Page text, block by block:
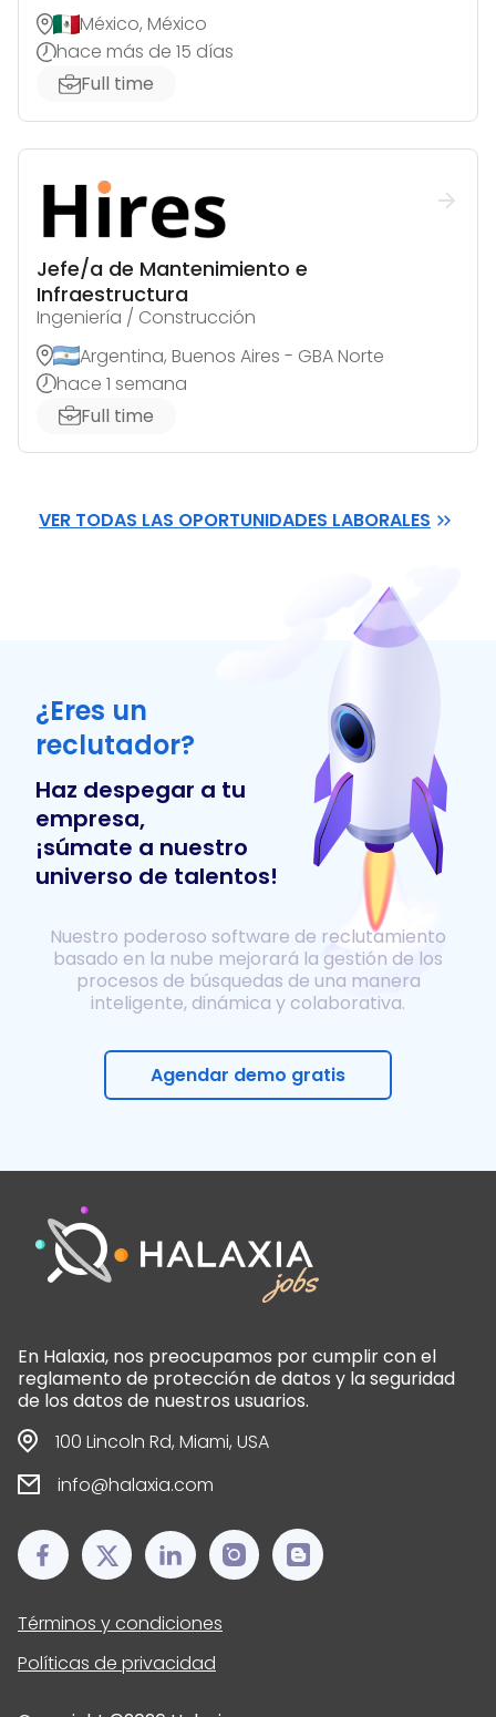
México, México
hace más de 15 días
Full time
Jefe/a de Mantenimiento e
Infraestructura
Ingeniería / Construcción
Argentina, Buenos Aires - GBA Norte
hace 1 semana
Full time
VER TODAS LAS OPORTUNIDADES LABORALES
¿Eres un
reclutador?
Haz despegar a tu
empresa,
¡súmate a nuestro
universo de talentos!
Nuestro poderoso software de reclutamiento
basado en la nube mejorará la gestión de los
procesos de búsquedas de una manera
inteligente, dinámica y colaborativa.
Agendar demo gratis
En Halaxia, nos preocupamos por cumplir con el
reglamento de protección de datos y la seguridad
de los datos de nuestros usuarios.
100 Lincoln Rd, Miami, USA
info@halaxia.com
Términos y condiciones
Políticas de privacidad